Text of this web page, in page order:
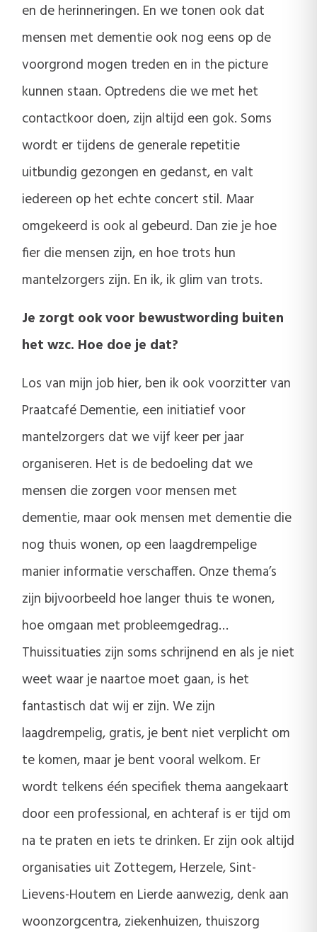
en de herinneringen. En we tonen ook dat
mensen met dementie ook nog eens op de
voorgrond mogen treden en in the picture
kunnen staan. Optredens die we met het
contactkoor doen, zijn altijd een gok. Soms
wordt er tijdens de generale repetitie
uitbundig gezongen en gedanst, en valt
iedereen op het echte concert stil. Maar
omgekeerd is ook al gebeurd. Dan zie je hoe
fier die mensen zijn, en hoe trots hun
mantelzorgers zijn. En ik, ik glim van trots.
Je zorgt ook voor bewustwording buiten
het wzc. Hoe doe je dat?
Los van mijn job hier, ben ik ook voorzitter van
Praatcafé Dementie, een initiatief voor
mantelzorgers dat we vijf keer per jaar
organiseren. Het is de bedoeling dat we
mensen die zorgen voor mensen met
dementie, maar ook mensen met dementie die
nog thuis wonen, op een laagdrempelige
manier informatie verschaffen. Onze thema’s
zijn bijvoorbeeld hoe langer thuis te wonen,
hoe omgaan met probleemgedrag…
Thuissituaties zijn soms schrijnend en als je niet
weet waar je naartoe moet gaan, is het
fantastisch dat wij er zijn. We zijn
laagdrempelig, gratis, je bent niet verplicht om
te komen, maar je bent vooral welkom. Er
wordt telkens één specifiek thema aangekaart
door een professional, en achteraf is er tijd om
na te praten en iets te drinken. Er zijn ook altijd
organisaties uit Zottegem, Herzele, Sint-
Lievens-Houtem en Lierde aanwezig, denk aan
woonzorgcentra, ziekenhuizen, thuiszorg